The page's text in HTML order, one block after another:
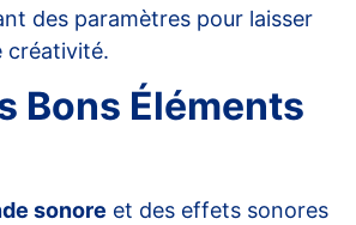
des paramètres pour laisser
créativité.
Bons Éléments
sonore et des effets sonores